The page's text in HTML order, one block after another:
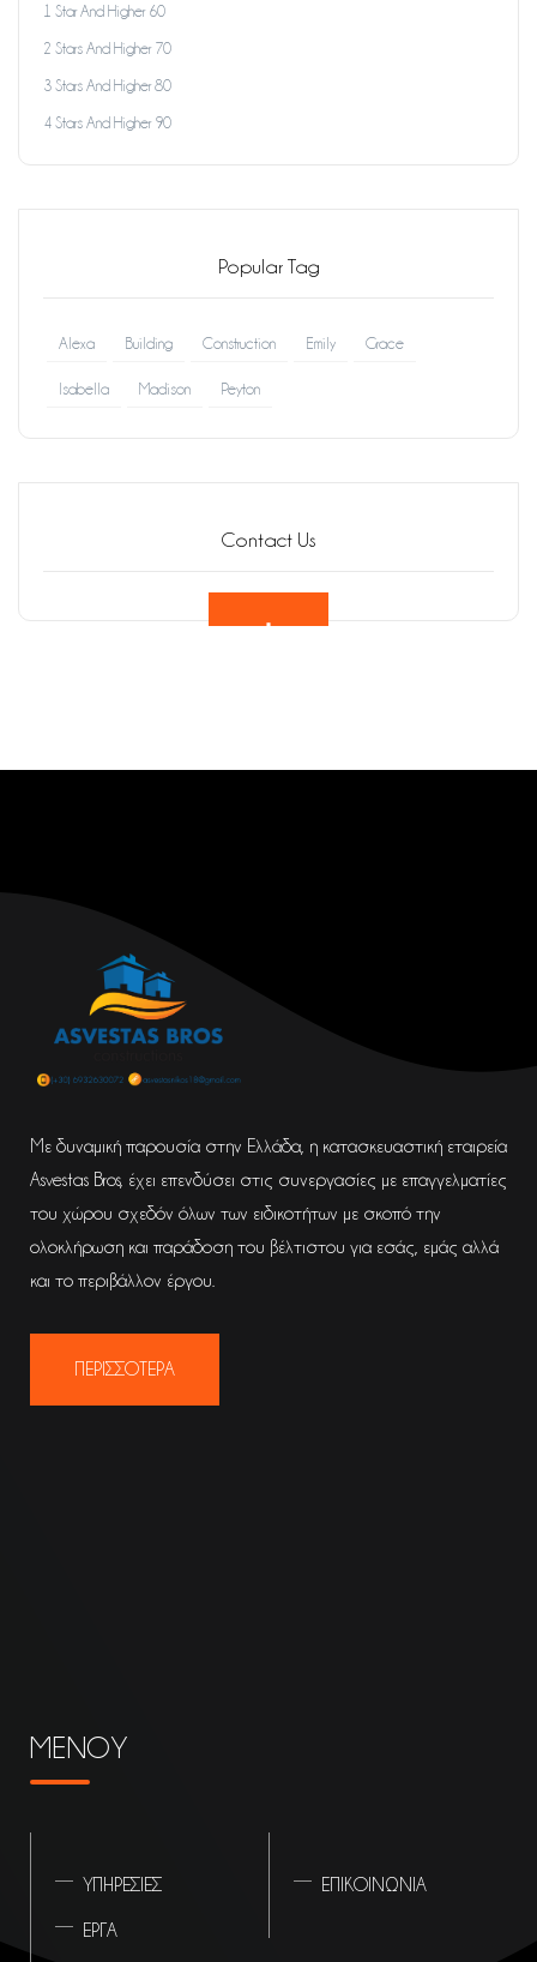
1 Star And Higher 60
2 Stars And Higher 70
3 Stars And Higher 80
4 Stars And Higher 90
Popular Tag
Alexa Building Construction Emily Grace
Isabella Madison Peyton
Contact Us
Με δυναμική παρουσία στην Ελλάδα, η κατασκευαστική εταιρεία
Asvestas Bros, έχει επενδύσει στις συνεργασίες με επαγγελματίες
του χώρου σχεδόν όλων των ειδικοτήτων με σκοπό την
ολοκλήρωση και παράδοση του βέλτιστου για εσάς, εμάς αλλά
και το περιβάλλον έργου.
ΠΕΡΙΣΣΟΤΕΡΑ
ΜΕΝΟΥ
ΥΠΗΡΕΣΙΕΣ
ΕΡΓΑ
ΕΠΙΚΟΙΝΩΝΙΑ